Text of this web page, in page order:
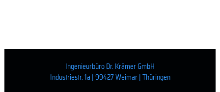
Ingenieurbüro Dr. Krämer GmbH
Industriestr. 1a | 99427 Weimar | Thüringen